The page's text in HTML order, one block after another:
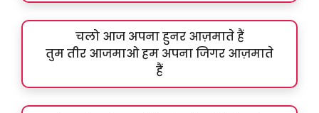
चलो आज अपना हुनर आज़माते हैं
तुम तीर आजमाओ हम अपना जिगर आज़माते
हैं